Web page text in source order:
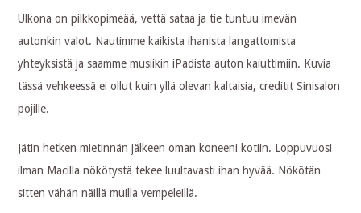
Ulkona on pilkkopimeää, vettä sataa ja tie tuntuu imevän
autonkin valot. Nautimme kaikista ihanista langattomista
yhteyksistä ja saamme musiikin iPadista auton kaiuttimiin. Kuvia
tässä vehkeessä ei ollut kuin yllä olevan kaltaisia, creditit Sinisalon
pojille.
Jätin hetken mietinnän jälkeen oman koneeni kotiin. Loppuvuosi
ilman Macilla nökötystä tekee luultavasti ihan hyvää. Nökötän
sitten vähän näillä muilla vempeleillä.